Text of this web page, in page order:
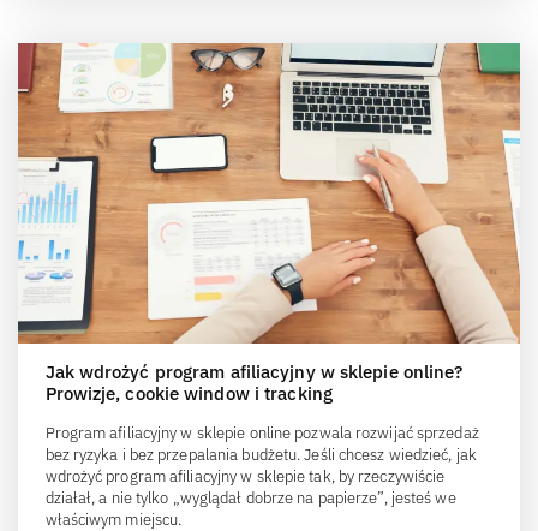
Jak wdrożyć program afiliacyjny w sklepie online?
Prowizje, cookie window i tracking
Program afiliacyjny w sklepie online pozwala rozwijać sprzedaż
bez ryzyka i bez przepalania budżetu. Jeśli chcesz wiedzieć, jak
wdrożyć program afiliacyjny w sklepie tak, by rzeczywiście
działał, a nie tylko „wyglądał dobrze na papierze”, jesteś we
właściwym miejscu.